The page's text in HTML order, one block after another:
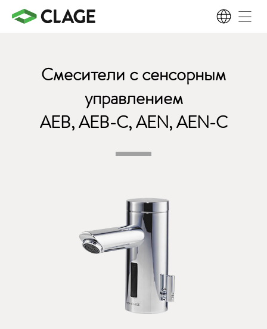
RU
Смесители с сенсорным
управлением
AEB, AEB-C, AEN, AEN-C